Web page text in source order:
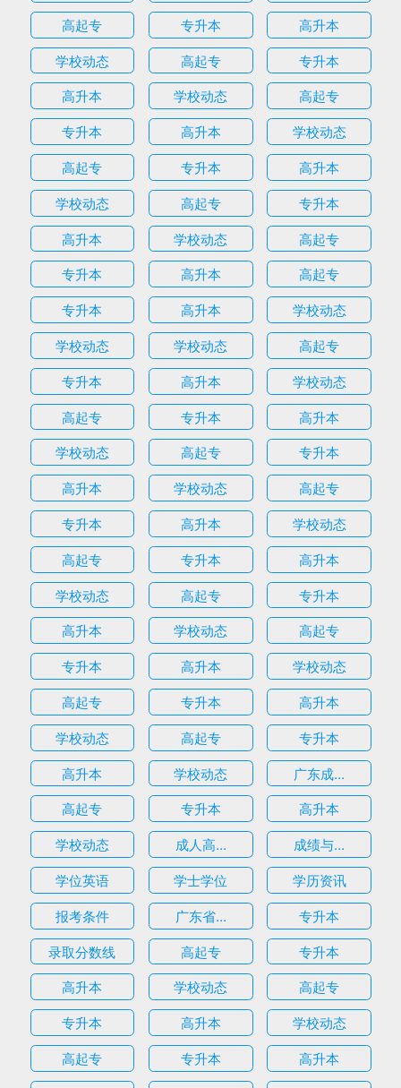
高起专
专升本
高升本
学校动态
高起专
专升本
高升本
学校动态
高起专
专升本
高升本
学校动态
高起专
专升本
高升本
学校动态
高起专
专升本
高升本
学校动态
高起专
专升本
高升本
高起专
专升本
高升本
学校动态
学校动态
学校动态
高起专
专升本
高升本
学校动态
高起专
专升本
高升本
学校动态
高起专
专升本
高升本
学校动态
高起专
专升本
高升本
学校动态
高起专
专升本
高升本
学校动态
高起专
专升本
高升本
学校动态
高起专
专升本
高升本
学校动态
高起专
专升本
高升本
学校动态
高起专
专升本
高升本
学校动态
广东成...
高起专
专升本
高升本
学校动态
成人高...
成绩与...
学位英语
学士学位
学历资讯
报考条件
广东省...
专升本
录取分数线
高起专
专升本
高升本
学校动态
高起专
专升本
高升本
学校动态
高起专
专升本
高升本